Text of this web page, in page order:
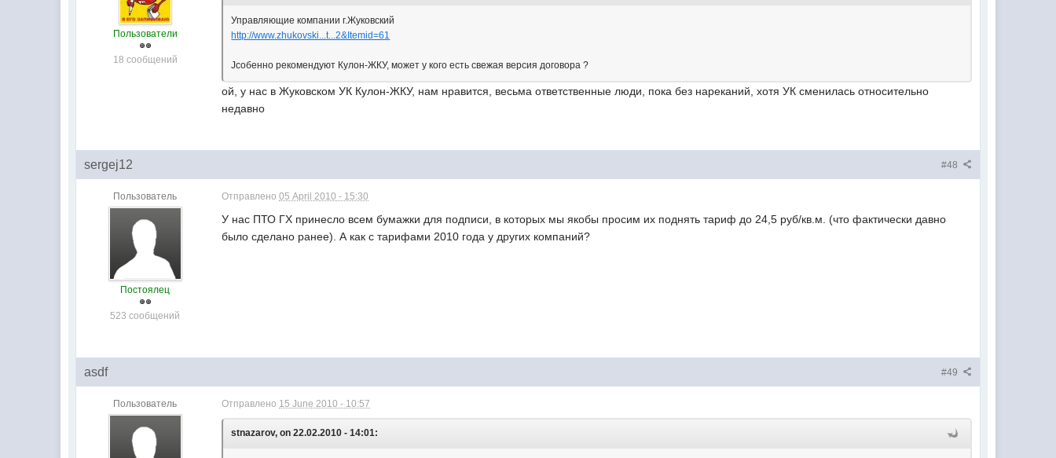
Пользователи
18 сообщений
Управляющие компании г.Жуковский
http://www.zhukovski...t...2&Itemid=61
Jсобенно рекомендуют Кулон-ЖКУ, может у кого есть свежая версия договора ?
ой, у нас в Жуковском УК Кулон-ЖКУ, нам нравится, весьма ответственные люди, пока без нареканий, хотя УК сменилась относительно
недавно
#48
sergej12
Пользователь
Постоялец
523 сообщений
Отправлено05 April 2010 - 15:30
У нас ПТО ГХ принесло всем бумажки для подписи, в которых мы якобы просим их поднять тариф до 24,5 руб/кв.м. (что фактически давно
было сделано ранее). А как с тарифами 2010 года у других компаний?
#49
asdf
Пользователь Отправлено 15 June 2010 - 10:57
stnazarov, on 22.02.2010 - 14:01: